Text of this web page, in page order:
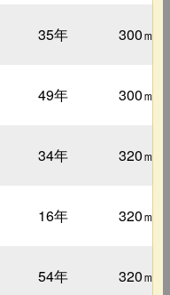
35年 300㎡
49年 300㎡
34年 320㎡
16年 320㎡
54年 320㎡